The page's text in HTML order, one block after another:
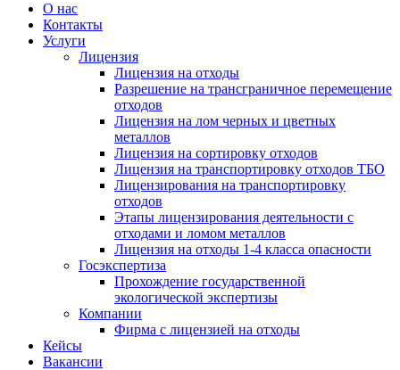
О нас
Контакты
Услуги
Лицензия
Лицензия на отходы
Разрешение на трансграничное перемещение
отходов
Лицензия на лом черных и цветных
металлов
Лицензия на сортировку отходов
Лицензия на транспортировку отходов ТБО
Лицензирования на транспортировку
отходов
Этапы лицензирования деятельности с
отходами и ломом металлов
Лицензия на отходы 1-4 класса опасности
Госэкспертиза
Прохождение государственной
экологической экспертизы
Компании
Фирма с лицензией на отходы
Кейсы
Вакансии